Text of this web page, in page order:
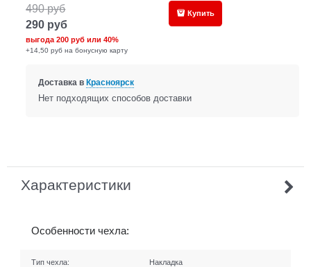
490 руб
290 руб
выгода200 руб или40%
+14,50 руб на бонусную карту
Купить
Доставка в Красноярск
Нет подходящих способов доставки
Характеристики
Особенности чехла:
Тип чехла: Накладка